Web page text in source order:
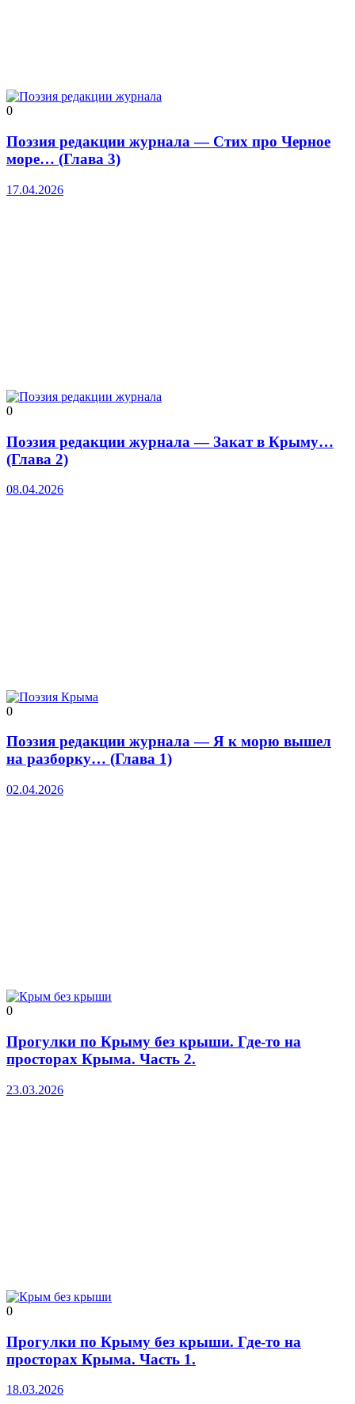
0
Поэзия редакции журнала — Стих про Черное
море… (Глава 3)
17.04.2026
0
Поэзия редакции журнала — Закат в Крыму…
(Глава 2)
08.04.2026
0
Поэзия редакции журнала — Я к морю вышел
на разборку… (Глава 1)
02.04.2026
0
Прогулки по Крыму без крыши. Где-то на
просторах Крыма. Часть 2.
23.03.2026
0
Прогулки по Крыму без крыши. Где-то на
просторах Крыма. Часть 1.
18.03.2026